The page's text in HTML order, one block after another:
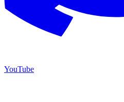
YouTube